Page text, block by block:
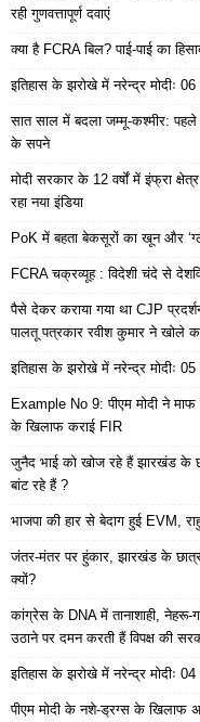
रही गुणवत्तापूर्ण दवाएं
क्या है FCRA बिल? पाई-पाई का
इतिहास के झरोखे में नरेन्द्र मोदीः
सात साल में बदला जम्मू-कश्मीर: पहले
के सपने
मोदी सरकार के 12 वर्षों में इंफ्रा
रहा नया इंडिया
PoK में बहता बेकसूरों का खून और
FCRA चक्रव्यूह : विदेशी चंदे से
पैसे देकर कराया गया था CJP
पालतू पत्रकार रवीश कुमार ने खोले
इतिहास के झरोखे में नरेन्द्र मोदीः
Example No 9: पीएम मोदी ने
के खिलाफ कराई FIR
जुनैद भाई को खोज रहे हैं झारखंड के
बांट रहे हैं ?
भाजपा की हार से बेदाग हुई EVM,
जंतर-मंतर पर हुंकार, झारखंड के छात्रों
क्यों?
कांग्रेस के DNA में तानाशाही, नेहरू-
उठाने पर दमन करती हैं विपक्ष की
इतिहास के झरोखे में नरेन्द्र मोदीः
पीएम मोदी के नशे-ड्रग्स के खिलाफ